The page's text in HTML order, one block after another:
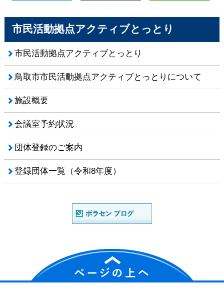
市民活動拠点アクティブとっとり
市民活動拠点アクティブとっとり
鳥取市市民活動拠点アクティブとっとりについて
施設概要
会議室予約状況
団体登録のご案内
登録団体一覧（令和8年度）